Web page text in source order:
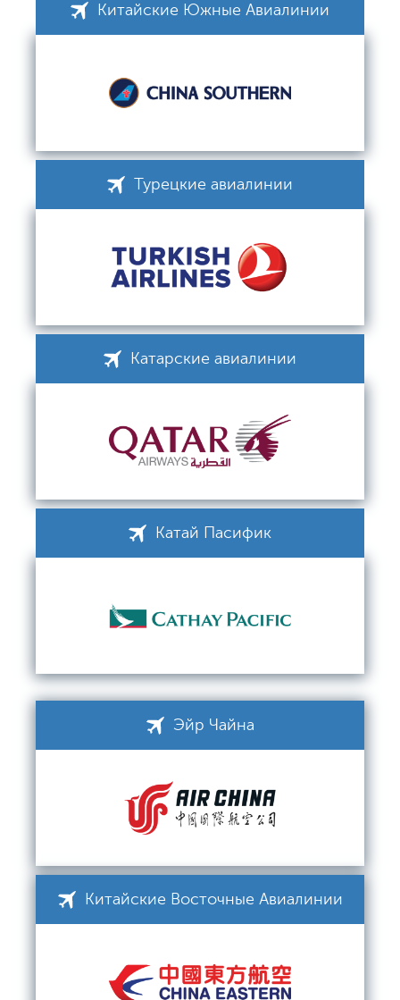
Китайские Южные Авиалинии
Турецкие авиалинии
Катарские авиалинии
Катай Пасифик
Эйр Чайна
Китайские Восточные Авиалинии